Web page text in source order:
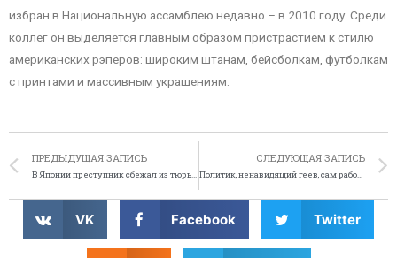
избран в Национальную ассамблею недавно – в 2010 году. Среди
коллег он выделяется главным образом пристрастием к стилю
американских рэперов: широким штанам, бейсболкам, футболкам
с принтами и массивным украшениям.
ПРЕДЫДУЩАЯ ЗАПИСЬ
В Японии преступник сбежал из тюрьмы в трусах
СЛЕДУЮЩАЯ ЗАПИСЬ
Политик, ненавидящий геев, сам работал в гей-клубе
VK Facebook Twitter